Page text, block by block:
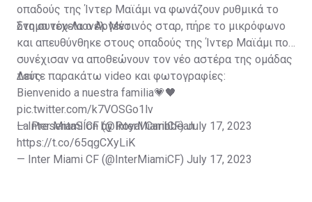
οπαδούς της Ίντερ Μαϊάμι να φωνάζουν ρυθμικά το
όνομα του Λιονέλ Μέσι.
Στη συνέχεια ο Αργεντινός σταρ, πήρε το μικρόφωνο
και απευθύνθηκε στους οπαδούς της Ίντερ Μαϊάμι που
συνέχισαν να αποθεώνουν τον νέο αστέρα της ομάδας
τους.
Δείτε παρακάτω video και φωτογραφίες:
Bienvenido a nuestra familia💗🖤
pic.twitter.com/k7VOSGo1lv
— Inter Miami CF (@InterMiamiCF)July 17, 2023
La PresentaSÍon by Royal Caribbean
https://t.co/65qgCXyLiK
— Inter Miami CF (@InterMiamiCF) July 17, 2023